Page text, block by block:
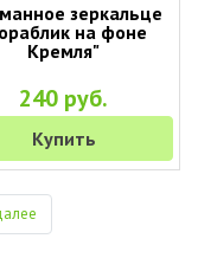
зеркальце
на фоне
Кремля"
240 руб.
Купить